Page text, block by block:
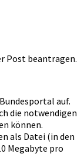
Post beantragen.
auf.
die notwendigen
können.
als Datei (in den
Megabyte pro